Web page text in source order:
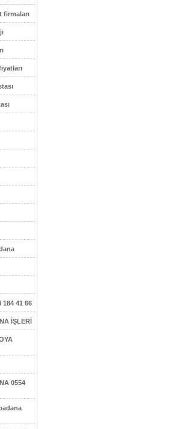
firmaları
184 41 66
İŞLERİ
0554